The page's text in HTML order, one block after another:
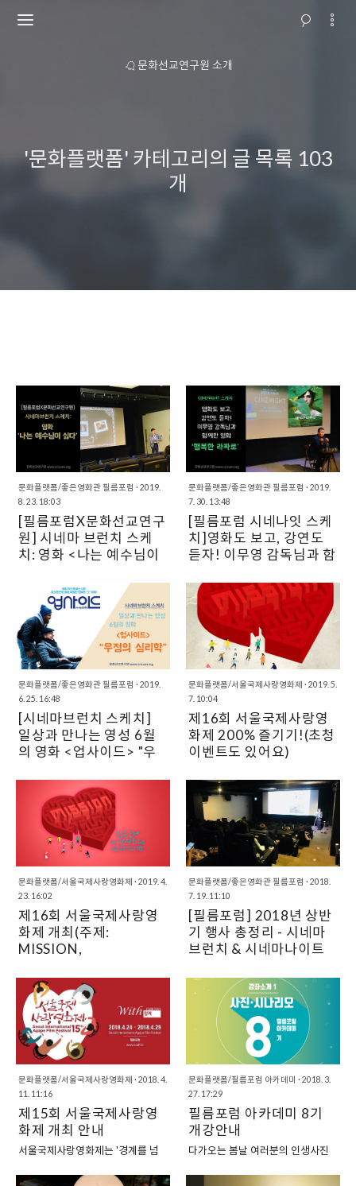
문화선교연구원 소개
'문화플랫폼' 카테고리의 글 목록 103
개
문화플랫폼/좋은영화관 필름포럼 · 2019.
8. 23. 18:03
[필름포럼X문화선교연구
원] 시네마 브런치 스케
치: 영화 <나는 예수님이
서 대표 성현 목사가 진행하는 시네
마 브런치가 있었다. 시네마 브런치
는 영화를 감상하고, 간단한 샌드위
치를 먹고 기독교적인 시각이 담긴
시네마 강좌와 관객과의 대화로 구
성되어 있다. 매달 진행되는데 7월
의 영화는 오쿠야마 히로시 감독의
였다. ‘아니 어떻게 이런 제목을...’
하고 생각하게 만드는, 귀여우면서
도 발칙한 제목이다. 실제로 영화는
초등학생 5학년 아이가 주인공인
지한 고독과 실증을 드러내고 있다
는 점에서 매우 독특하다. 초등학생
5학년 유라는 갑작스러운 이사로
시골 마을로 전학을 오게 된다. 그곳
에서 다니게 된 기독교 학교, 예수님
과의 만남은 조금 낯설었지만 유라
는 자신의 작은 소원들을 들어주는
예수님과 금방 친해진다. ..
문화플랫폼/좋은영화관 필름포럼 · 2019.
7. 30. 13:48
[필름포럼 시네나잇 스케
치]영화도 보고, 강연도
듣자! 이무영 감독님과 함
로>
달 의미있는 영화를 선정하여 이무
영 감독과 함께 토크쇼를 진행한다.
지난 7월 12일 시네나잇은 영화 를
선정했다. 신비로운 분위기가 감도
는 영화 는 굉장히 많은 생각을 하게
만드는 영화였다. 영화 곳곳에 숨겨
진 장치들도 궁금했고, 기독교적인
느낌이 다분한 모티브들도 알고 싶
어졌다. 그렇기에 더욱 이무영 감독
과 함께 읽는 영화 시네나잇은 좀 더
특별한 시간이었다. 이무영 감독은
기 어렵거나 이해가 안 되는 부분이
있는 이유는 바로 이 영화가 기독교
적 세계관에 깊이 뿌리를 두고 있기
때문이라고 보았다. 그렇기에 어떻
게 보면 익숙하고, 기독교 세계관에
익숙하지 않은 사람들은 낯선 것이
다. 또한 성경 뿐 아니라 다른 신화
적인 모티브가 사용되어..
문화플랫폼/좋은영화관 필름포럼 · 2019.
6. 25. 16:48
[시네마브런치 스케치]
일상과 만나는 영성 6월
의 영화 <업사이드> "우
는 시네마 브런치는 영화를 감상하
고, 함께 간단한 샌드위치를 먹고 영
화관에서 진행하는 시네마 강좌와
관객과의 대화로 구성되어 있다. 기
독교적인 시각이 담긴 성현 목사의
시네마 브런치 6월의 영화는 였는
데, “우정의 심리학”이라는 주제로
전개되었다. 6월 24일에 진행된 시
네마 브런치를 스케치한 것을 공유
하고자 한다. 영화 줄거리엄청난 부
자인 필립(브라이언 크랜스톤 역)은
와주지 않으면 살아갈 수 없는 전신
마비환자다. 살아있기는 하지만 살
아가는 의미를 잃어버린 그는 ‘생활
보조원’을 구하는 중 델(케빈 하트
역)을 만나게 된다. 델은 전과자로
한 가정의 가장의 역할을 하고 싶지
만 떳떳한 직장을 구하는 데 어려움
을 느끼고 있었다. 그러다가 우..
문화플랫폼/서울국제사랑영화제 · 2019. 5.
7. 10:04
제16회 서울국제사랑영
화제 200% 즐기기!(초청
이벤트도 있어요)
이들 등 기독영화, 포럼 "4차산업혁
명 속 기독영화의 과제"까지 풍성한
자리! 문화선교연구원 X 서울국제
사랑영화제 뉴스레터제16회 서울
국제사랑영화제 영화 프로그래머가
선정한 기독영화 상영, 영화에 대한
심도 깊은 기독교적 논의,영화 포스
터 리디자인 전시, 영화인의 밤 등도
심 한가운데에서 펼쳐지는 봄날의
부활축제여러분도 함께 하세요! 영
화제 홈페이지 가기 영화제 예매하
개봉 예정작을 누구보다 먼저 관람
하세요! 곧 우리나라에 개봉될, 감
동적인 기독영화들을 먼저 만나는
시간! 영화제 시간표 보러가기#2
영화제가 특별히 준비한 행사에 참
여해보세요.배우, 감독과 영화의 뒷
이야기 듣기! 신학자, 목회자, 전문
가와 영화의 깊은 의미 찾기! 원하
는 ..
문화플랫폼/서울국제사랑영화제 · 2019. 4.
23. 16:02
제16회 서울국제사랑영
화제 개최(주제:
MISSION,
그램, 상영작 소개
촌에 위치한 좋은영화관 필름포럼
에서 제16회 서울국제사랑영화제
가 열립니다. 서울국제사랑영화제
는 2003년 서울기독교-영화축제에
서 시작해 아시아 유일의 기독교영
화제로 자리매김해왔습니다. 올해
서울국제사랑영화제(SIAFF 2019)
의 주제는 MISSION입니다. 서울국
제사랑영화제는 기독영화인들을 격
려하고 작품활동을 장려하고자
2009년 처음 기독영화인상을 신설
기독교영화가 한동안 한국영화사에
문화플랫폼/좋은영화관 필름포럼 · 2018.
7. 19. 11:10
[필름포럼] 2018년 상반
기 행사 총정리 - 시네마
브런치 & 시네마나이트
필름포럼이 선정한 영화로 함께 이
야기를 나누는 시네마 프로그램들
이 있어요 영화 한편 속에 담긴 수많
은 이야기들을 함께 나누며, 공감하
고 더욱 깊어지는 시간! 2018년 상
반기에도 다양한 영화들로 여러분
을 만났습니다. 어떠한 영화들이 있
었는지 같이 알아볼까요? 1. 3월의
행사 : 시네마나이트 & 시네마브런
치& 시네마토크 2. 5월의 행사 : 시
네마나이트 & 시네마브런치 & 시네
치 많은 분들의 기대와 참여에 힘입
문화플랫폼/서울국제사랑영화제 · 2018. 4.
11. 11:16
제15회 서울국제사랑영
화제 개최 안내
서울국제사랑영화제는 '경계를 넘
2003년 서울기독교영화제로 시작
문화플랫폼/필름포럼 아카데미 · 2018. 3.
27. 17:29
필름포럼 아카데미 8기
개강안내
다가오는 봄날 여러분의 인생사진